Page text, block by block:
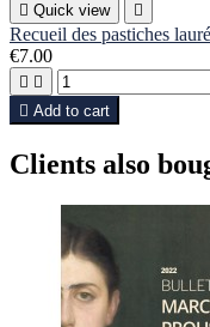
 Quick view 
Recueil des pastiches
€7.00
 
 Add to cart
Clients also